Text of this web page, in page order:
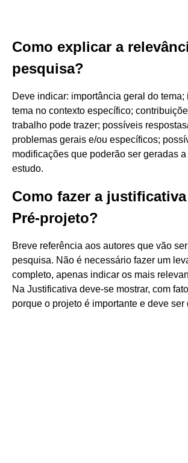
Como explicar a
pesquisa?
Deve indicar: importância geral do tema;
tema no contexto específico;
trabalho pode trazer; possíveis
problemas gerais e/ou específicos;
modificações que poderão ser geradas
estudo.
Como fazer a
Pré-projeto?
Breve referência aos autores que vão
pesquisa. Não é necessário fazer um
completo, apenas indicar os mais
Na Justificativa deve-se mostrar, com
porque o projeto é importante e deve ser